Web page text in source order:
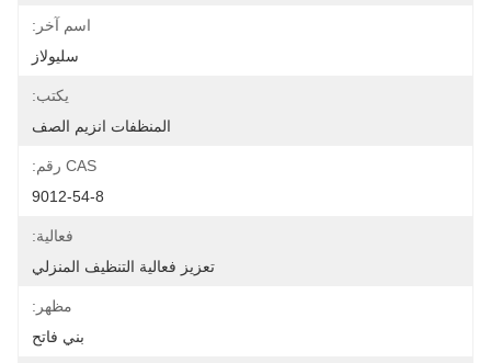
اسم آخر:
سليولاز
يكتب:
المنظفات انزيم الصف
CAS رقم:
9012-54-8
فعالية:
تعزيز فعالية التنظيف المنزلي
مظهر:
بني فاتح